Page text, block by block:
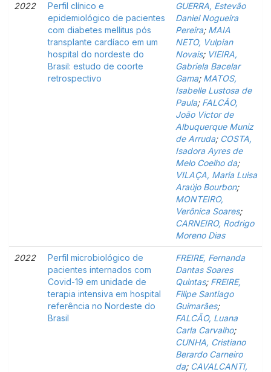
2022
Perfil clínico e
epidemiológico de pacientes
com diabetes mellitus pós
transplante cardíaco em um
hospital do nordeste do
Brasil: estudo de coorte
retrospectivo
GUERRA, Estevão
Daniel Nogueira
Pereira; MAIA
NETO, Vulpian
Novais; VIEIRA,
Gabriela Bacelar
Gama; MATOS,
Isabelle Lustosa de
Paula; FALCÃO,
João Victor de
Albuquerque Muniz
de Arruda; COSTA,
Isadora Ayres de
Melo Coelho da;
VILAÇA, Maria Luisa
Araújo Bourbon;
MONTEIRO,
Verônica Soares;
CARNEIRO, Rodrigo
Moreno Dias
2022
Perfil microbiológico de
pacientes internados com
Covid-19 em unidade de
terapia intensiva em hospital
referência no Nordeste do
Brasil
FREIRE, Fernanda
Dantas Soares
Quintas; FREIRE,
Filipe Santiago
Guimarães;
FALCÃO, Luana
Carla Carvalho;
CUNHA, Cristiano
Berardo Carneiro
da; CAVALCANTI,